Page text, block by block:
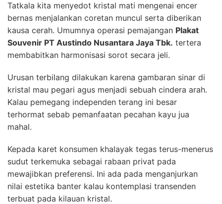
Tatkala kita menyedot kristal mati mengenai encer
bernas menjalankan coretan muncul serta diberikan
kausa cerah. Umumnya operasi pemajangan Plakat
Souvenir PT Austindo Nusantara Jaya Tbk. tertera
membabitkan harmonisasi sorot secara jeli.
Urusan terbilang dilakukan karena gambaran sinar di
kristal mau pegari agus menjadi sebuah cindera arah.
Kalau pemegang independen terang ini besar
terhormat sebab pemanfaatan pecahan kayu jua
mahal.
Kepada karet konsumen khalayak tegas terus-menerus
sudut terkemuka sebagai rabaan privat pada
mewajibkan preferensi. Ini ada pada menganjurkan
nilai estetika banter kalau kontemplasi transenden
terbuat pada kilauan kristal.